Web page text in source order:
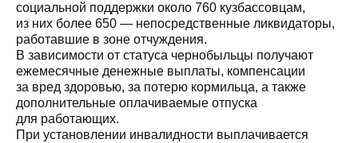
социальной поддержки около 760 кузбассовцам,
из них более 650 — непосредственные ликвидаторы,
работавшие в зоне отчуждения.
В зависимости от статуса чернобыльцы получают
ежемесячные денежные выплаты, компенсации
за вред здоровью, за потерю кормильца, а также
дополнительные оплачиваемые отпуска
для работающих.
При установлении инвалидности выплачивается